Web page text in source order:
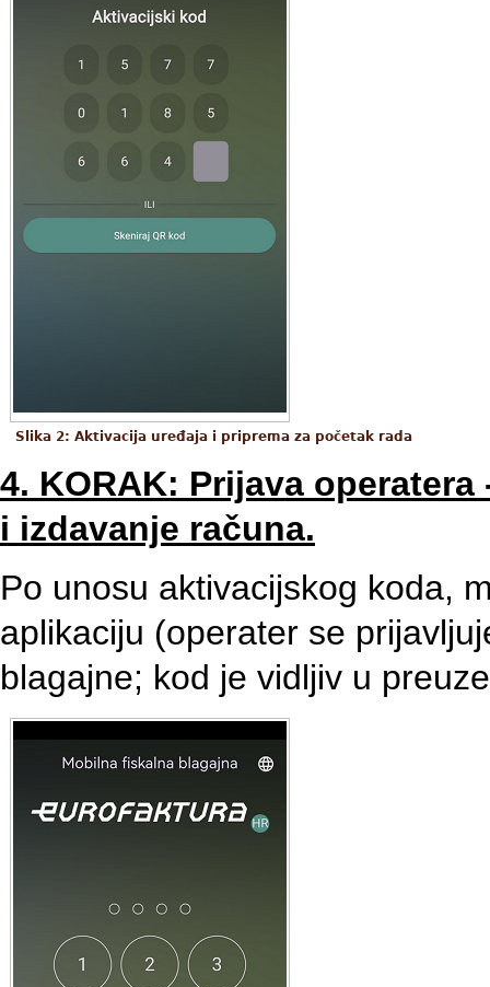
Slika 2: Aktivacija uređaja i priprema za početak rada
4. KORAK: Prijava
i izdavanje računa.
Po unosu aktivacijskog koda,
aplikaciju (operater se
blagajne; kod je vidljiv u